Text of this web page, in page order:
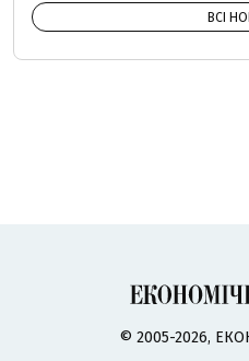
ВСІ
© 2005-2026,